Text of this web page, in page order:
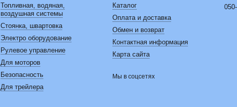
Топливная, водяная,
воздушная системы
Стоянка, швартовка
Электро оборудование
Рулевое управление
Для моторов
Безопасность
Для трейлера
Каталог
Оплата и доставка
Обмен и возврат
Контактная информация
Карта сайта
Мы в соцсетях